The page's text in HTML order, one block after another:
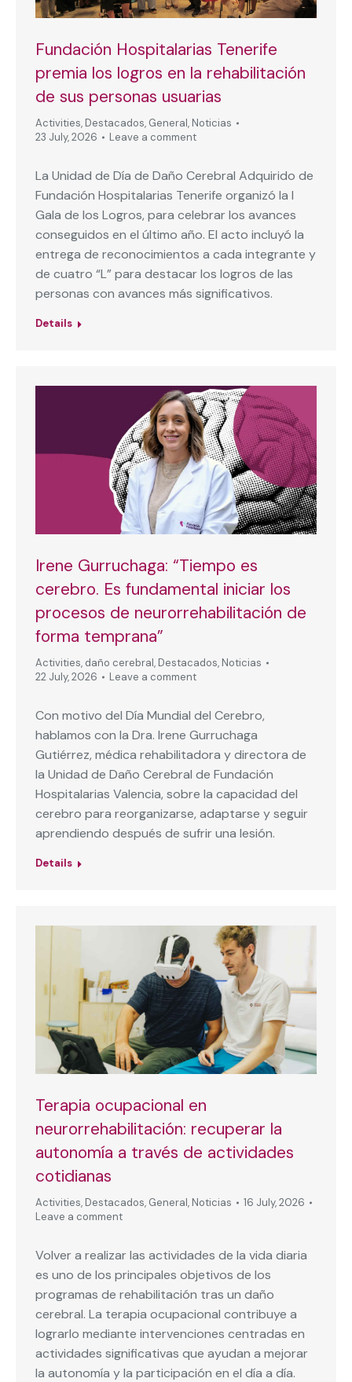
Fundación Hospitalarias Tenerife
premia los logros en la rehabilitación
de sus personas usuarias
Activities, Destacados, General, Noticias
23 July, 2026
Leave a comment
La Unidad de Día de Daño Cerebral Adquirido de
Fundación Hospitalarias Tenerife organizó la I
Gala de los Logros, para celebrar los avances
conseguidos en el último año. El acto incluyó la
entrega de reconocimientos a cada integrante y
de cuatro “L” para destacar los logros de las
personas con avances más significativos.
Details
Irene Gurruchaga: “Tiempo es
cerebro. Es fundamental iniciar los
procesos de neurorrehabilitación de
forma temprana”
Activities, daño cerebral, Destacados, Noticias
22 July, 2026
Leave a comment
Con motivo del Día Mundial del Cerebro,
hablamos con la Dra. Irene Gurruchaga
Gutiérrez, médica rehabilitadora y directora de
la Unidad de Daño Cerebral de Fundación
Hospitalarias Valencia, sobre la capacidad del
cerebro para reorganizarse, adaptarse y seguir
aprendiendo después de sufrir una lesión.
Details
Terapia ocupacional en
neurorrehabilitación: recuperar la
autonomía a través de actividades
cotidianas
Activities, Destacados, General, Noticias
16 July, 2026
Leave a comment
Volver a realizar las actividades de la vida diaria
es uno de los principales objetivos de los
programas de rehabilitación tras un daño
cerebral. La terapia ocupacional contribuye a
lograrlo mediante intervenciones centradas en
actividades significativas que ayudan a mejorar
la autonomía y la participación en el día a día.